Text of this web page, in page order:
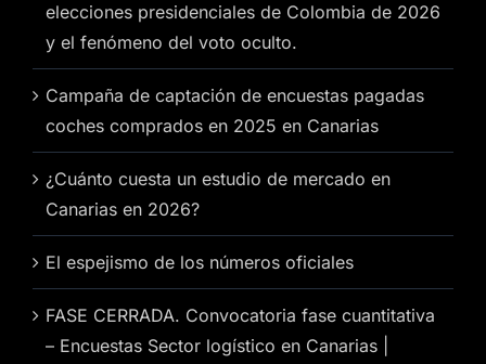
elecciones presidenciales de Colombia de 2026
y el fenómeno del voto oculto.
Campaña de captación de encuestas pagadas
coches comprados en 2025 en Canarias
¿Cuánto cuesta un estudio de mercado en
Canarias en 2026?
El espejismo de los números oficiales
FASE CERRADA. Convocatoria fase cuantitativa
– Encuestas Sector logístico en Canarias |